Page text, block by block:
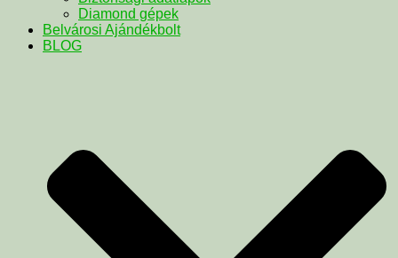
Diamond gépek
Belvárosi Ajándékbolt
BLOG